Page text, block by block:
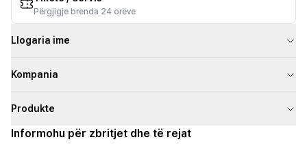
Përgjigje brenda 24 orëve
Llogaria ime
Kompania
Produkte
Informohu për zbritjet dhe të rejat